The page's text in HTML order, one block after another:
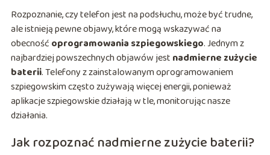
Rozpoznanie, czy telefon jest na podsłuchu, może być trudne,
ale istnieją pewne objawy, które mogą wskazywać na
obecność oprogramowania szpiegowskiego. Jednym z
najbardziej powszechnych objawów jest nadmierne zużycie
baterii. Telefony z zainstalowanym oprogramowaniem
szpiegowskim często zużywają więcej energii, ponieważ
aplikacje szpiegowskie działają w tle, monitorując nasze
działania.
Jak rozpoznać nadmierne zużycie baterii?